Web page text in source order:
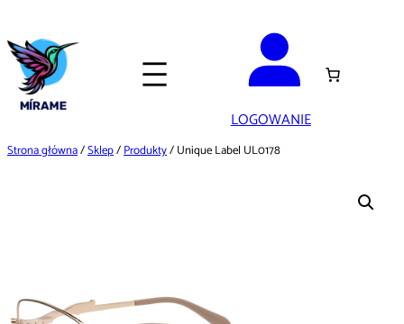
do
treści
LOGOWANIE
Strona główna/Sklep/Produkty/ Unique Label UL0178